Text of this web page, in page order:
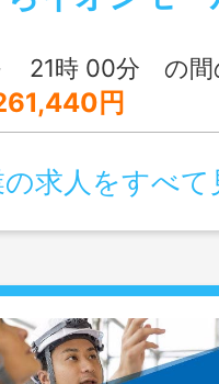
で販売ノルマは
いするやりがいの
、商品ディスプ
21時 00分 の間
円
求人をすべて